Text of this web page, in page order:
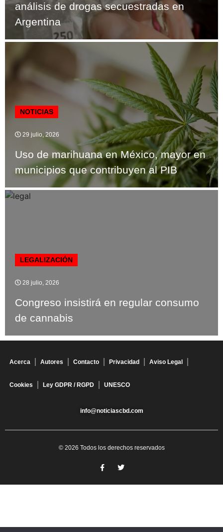
análisis de drogas secuestradas en
Argentina
NOTICIAS
29 julio, 2026
Uso de marihuana en México, mayor en
municipios que contribuyen al PIB
LEGALIZACIÓN
28 julio, 2026
Congreso insistirá en regular consumo
de cannabis
Acerca Autores Contacto Privacidad Aviso Legal
Cookies Ley GDPR / RGPD UNESCO
info@noticiascbd.com
© 2026 Todos los derechos reservados